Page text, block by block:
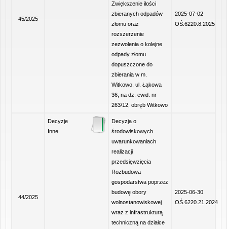
45/2025
Zwiększenie ilości
zbieranych odpadów
złomu oraz
rozszerzenie
zezwolenia o kolejne
odpady złomu
dopuszczone do
zbierania w m.
Witkowo, ul. Łąkowa
36, na dz. ewid. nr
263/12, obręb Witkowo
2025-07-02
OŚ.6220.8.2025
44/2025
Decyzje
Inne
Decyzja o
środowiskowych
uwarunkowaniach
realizacji
przedsięwzięcia
Rozbudowa
gospodarstwa poprzez
budowę obory
wolnostanowiskowej
wraz z infrastrukturą
techniczną na działce
2025-06-30
OŚ.6220.21.2024